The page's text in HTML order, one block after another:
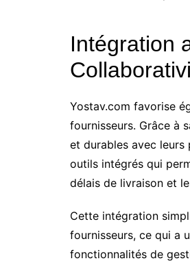
Intégration
Yostav.com favorise
fournisseurs. Grâce à
et durables avec leurs
outils intégrés qui
délais de livraison et
Cette intégration
fournisseurs, ce qui a
fonctionnalités de